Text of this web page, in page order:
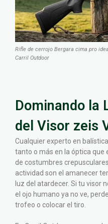
Rifle de cerrojo Bergara cima pro
Carril Outdoor
Dominando la
del Visor zeis
Cualquier experto en
tanto o más en la óptica que
de costumbres
actividad son el amanecer
luz del atardecer. Si tu visor
el ojo humano ya no ve,
trofeo o colocar el tiro.